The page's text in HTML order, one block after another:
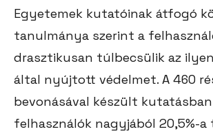
Egyetemek kutatóinak átfogó
tanulmánya szerint a
drasztikusan túlbecsülik az
által nyújtott védelmet. A 460
bevonásával készült
felhasználók nagyjából 20,5%-a